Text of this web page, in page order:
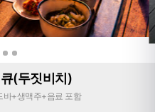
(두짓비치)
바+생맥주+음료 포함